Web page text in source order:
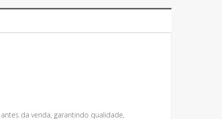
da venda, garantindo qualidade,